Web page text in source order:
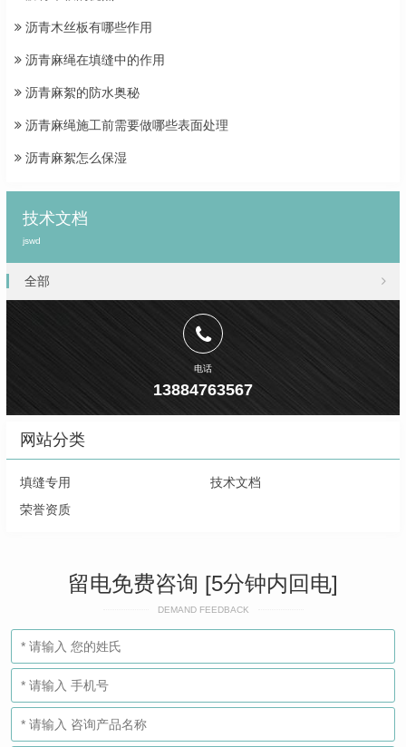
沥青木丝板有哪些作用
沥青麻绳在填缝中的作用
沥青麻絮的防水奥秘
沥青麻绳施工前需要做哪些表面处理
沥青麻絮怎么保湿
技术文档
jswd
全部
电话
13884763567
网站分类
填缝专用
技术文档
荣誉资质
留电免费咨询 [5分钟内回电]
DEMAND FEEDBACK